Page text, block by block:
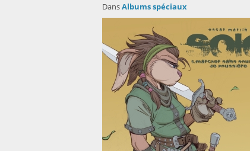
DansAlbums spéciaux